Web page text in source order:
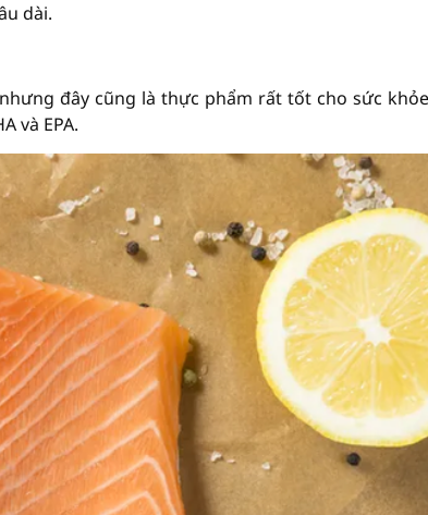
dài.
đây cũng là thực phẩm rất tốt cho sức
và EPA.